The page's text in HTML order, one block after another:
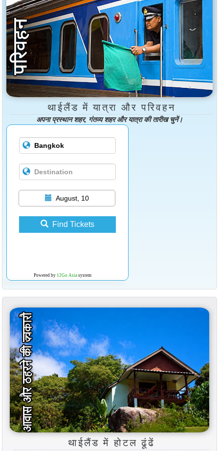
थाईलैंड में यात्रा और परिवहन
अपना प्रस्थान शहर, गंतव्य शहर और यात्रा की तारीख चुनें।
August, 10
Find Tickets
Powered by 12Go Asiasystem
थाईलैंड में होटल ढूंढें